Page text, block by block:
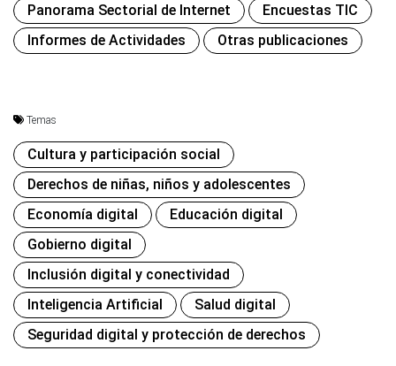
Panorama Sectorial de Internet
Encuestas TIC
Informes de Actividades
Otras publicaciones
Temas
Cultura y participación social
Derechos de niñas, niños y adolescentes
Economía digital
Educación digital
Gobierno digital
Inclusión digital y conectividad
Inteligencia Artificial
Salud digital
Seguridad digital y protección de derechos